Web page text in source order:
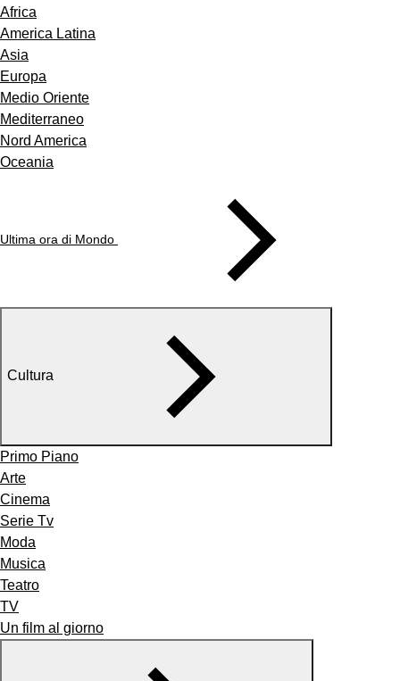
Africa
America Latina
Asia
Europa
Medio Oriente
Mediterraneo
Nord America
Oceania
Ultima ora di Mondo
Cultura
Primo Piano
Arte
Cinema
Serie Tv
Moda
Musica
Teatro
TV
Un film al giorno